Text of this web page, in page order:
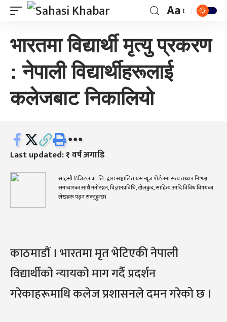
Aa
भारतमा विद्यार्थी मृत्यु प्रकरण
: नेपाली विद्यार्थीहरूलाई
कलेजबाट निकालियो
Last updated: १ वर्ष अगाडि
साहसी डिजिटल प्रा. लि. द्वारा सञ्चालित यस न्यूज पोर्टलमा सत्य तथ्य र निष्पक्ष
समाचारका साथै मनोरञ्जन, विज्ञानप्रविधि, खेलकुद, साहित्य आदि विविध विषयका
लेखहरू पढ्न सक्नुहुन्छ।
काठमाडौं । भारतमा मृत भेटिएकी नेपाली
विद्यार्थीको न्यायको माग गर्दै प्रदर्शन
गरेकाहरूमाथि कलेज प्रशासनले दमन गरेको छ ।